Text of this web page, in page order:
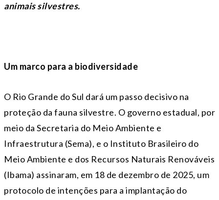
animais silvestres.
Um marco para a biodiversidade
O Rio Grande do Sul dará um passo decisivo na
proteção da fauna silvestre. O governo estadual, por
meio da Secretaria do Meio Ambiente e
Infraestrutura (Sema), e o Instituto Brasileiro do
Meio Ambiente e dos Recursos Naturais Renováveis
(Ibama) assinaram, em 18 de dezembro de 2025, um
protocolo de intenções para a implantação do